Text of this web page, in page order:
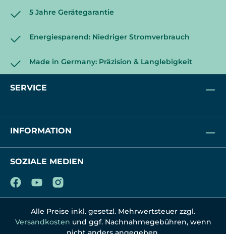
5 Jahre Gerätegarantie
Energiesparend: Niedriger Stromverbrauch
Made in Germany: Präzision & Langlebigkeit
SERVICE
INFORMATION
SOZIALE MEDIEN
Alle Preise inkl. gesetzl. Mehrwertsteuer zzgl.
Versandkosten und ggf. Nachnahmegebühren, wenn